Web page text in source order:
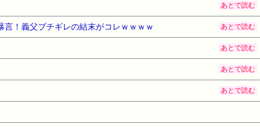
あとで読む
言！義父ブチギレの結末がコレｗｗｗｗ あとで読む
あとで読む
あとで読む
あとで読む